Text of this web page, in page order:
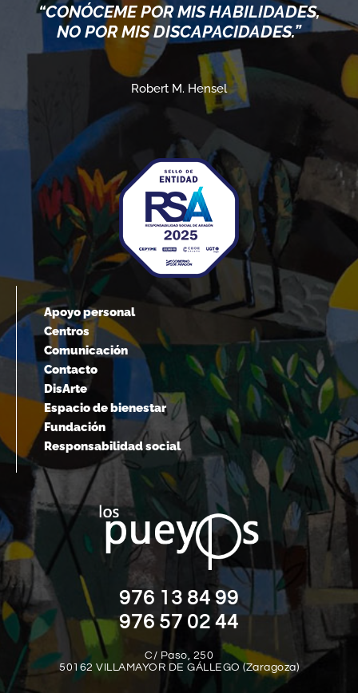
“CONÓCEME POR MIS HABILIDADES,
NO POR MIS DISCAPACIDADES.”
Robert M. Hensel
Apoyo personal
Centros
Comunicación
Contacto
DisArte
Espacio de bienestar
Fundación
Responsabilidad social
976 13 84 99
976 57 02 44
C/ Paso, 250
50162 VILLAMAYOR DE GÁLLEGO (Zaragoza)